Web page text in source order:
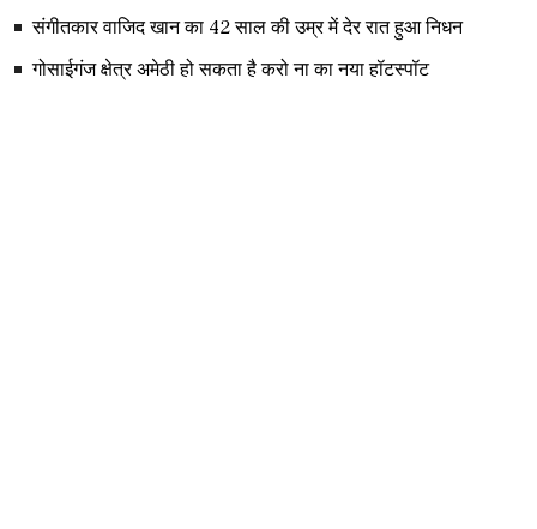
संगीतकार वाजिद खान का 42 साल की उम्र में देर रात हुआ निधन
गोसाईगंज क्षेत्र अमेठी हो सकता है करो ना का नया हॉटस्पॉट